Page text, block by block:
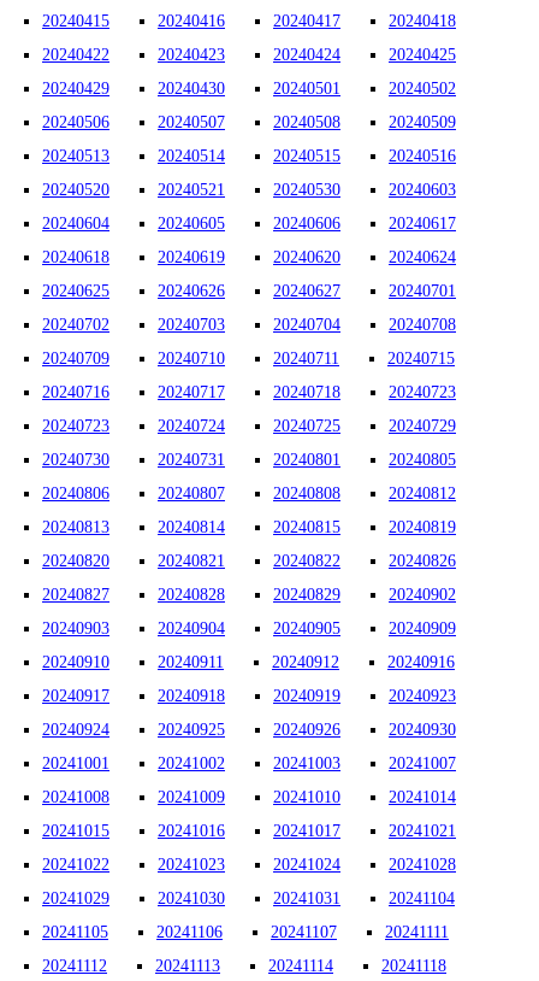
20240415
20240416 20240417
20240418
20240422
20240423 20240424
20240425
20240429
20240430 20240501
20240502
20240506
20240507 20240508
20240509
20240513
20240514 20240515
20240516
20240520
20240521 20240530
20240603
20240604
20240605 20240606
20240617
20240618
20240619 20240620
20240624
20240625
20240626 20240627
20240701
20240702
20240703 20240704
20240708
20240709
20240710 20240711
20240715
20240716
20240717 20240718
20240723
20240723
20240724 20240725
20240729
20240730
20240731 20240801
20240805
20240806
20240807 20240808
20240812
20240813
20240814 20240815
20240819
20240820
20240821 20240822
20240826
20240827
20240828 20240829
20240902
20240903
20240904 20240905
20240909
20240910
20240911 20240912
20240916
20240917
20240918 20240919
20240923
20240924
20240925 20240926
20240930
20241001
20241002 20241003
20241007
20241008
20241009 20241010
20241014
20241015
20241016 20241017
20241021
20241022
20241023 20241024
20241028
20241029
20241030 20241031
20241104
20241105
20241106 20241107
20241111
20241112
20241113 20241114
20241118